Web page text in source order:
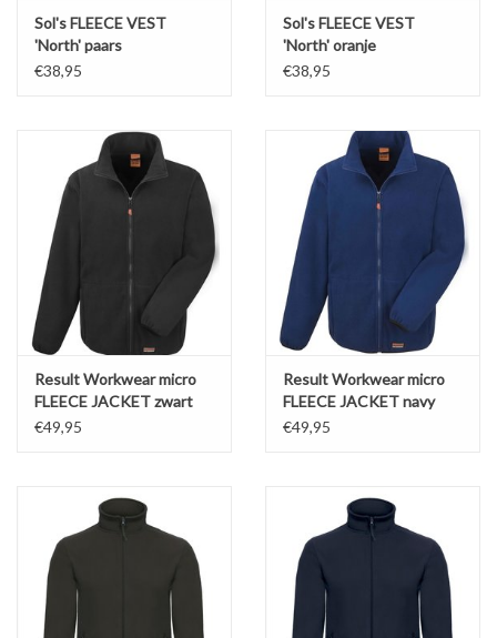
Sol's FLEECE VEST
'North' paars
€38,95
Sol's FLEECE VEST
'North' oranje
€38,95
Result Workwear micro
FLEECE JACKET zwart
€49,95
Result Workwear micro
FLEECE JACKET navy
€49,95